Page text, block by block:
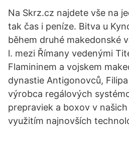
Na Skrz.cz najdete vše na
tak čas i peníze. Bitva u
během druhé makedonské
l. mezi Římany vedenými
Flamininem a vojskem
dynastie Antigonovců,
výrobca regálových
prepraviek a boxov v
využitím najnovších